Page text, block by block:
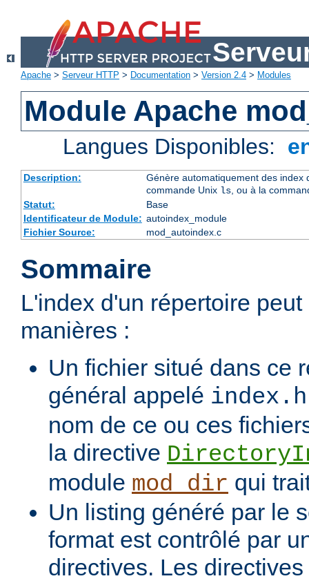
Apache > Serveur HTTP > Documentation > Version 2.4 > Modules
Module Apache
Langues Disponibles:
Description:
Génère automatiquement des
commande Unix ls, ou à la
Statut:
Base
Identificateur de Module: autoindex_module
Fichier Source:
mod_autoindex.c
Sommaire
L'index d'un répertoire
manières :
Un fichier situé dans ce
général appelé
nom de ce ou ces
la directive
module mod_dir qui
Un listing généré par le
format est contrôlé par
directives. Les directives